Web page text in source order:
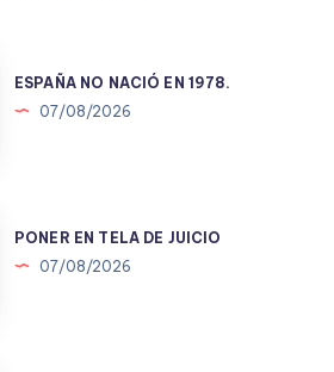
ESPAÑA NO NACIÓ EN 1978.
07/08/2026
PONER EN TELA DE JUICIO
07/08/2026